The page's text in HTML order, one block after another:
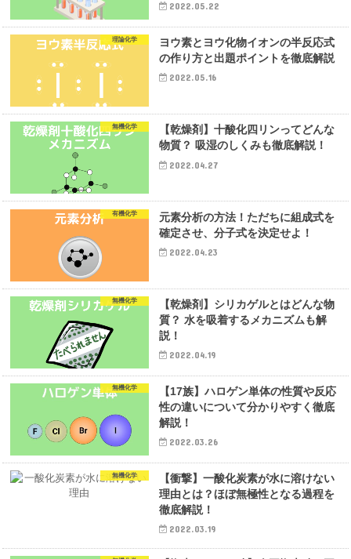
2022.05.22
理論化学
ヨウ素とヨウ化物イオンの半反応式
の作り方と出題ポイントを徹底解説
2022.05.16
無機化学
【乾燥剤】十酸化四リンってどんな
物質？ 吸湿のしくみも徹底解説！
2022.04.27
有機化学
元素分析の方法！ただちに組成式を
確定させ、分子式を決定せよ！
2022.04.23
無機化学
【乾燥剤】シリカゲルとはどんな物
質？ 水を吸着するメカニズムも解
説！
2022.04.19
無機化学
【17族】ハロゲン単体の性質や反応
性の違いについて分かりやすく徹底
解説！
2022.03.26
無機化学
【衝撃】一酸化炭素が水に溶けない
理由とは？ほぼ無極性となる過程を
徹底解説！
2022.03.19